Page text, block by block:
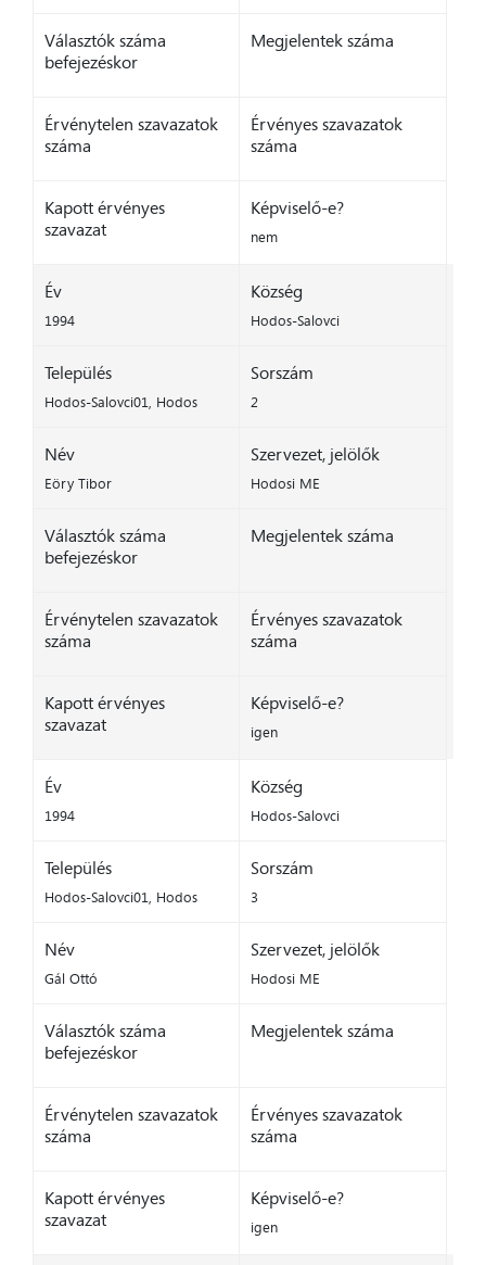
Választók száma
befejezéskor
Megjelentek száma
Érvénytelen szavazatok
száma
Érvényes szavazatok
száma
Kapott érvényes
szavazat
Képviselő-e?
nem
Év
1994
Község
Hodos-Salovci
Település
Hodos-Salovci01, Hodos
Sorszám
2
Név
Eöry Tibor
Szervezet, jelölők
Hodosi ME
Választók száma
befejezéskor
Megjelentek száma
Érvénytelen szavazatok
száma
Érvényes szavazatok
száma
Kapott érvényes
szavazat
Képviselő-e?
igen
Év
1994
Község
Hodos-Salovci
Település
Hodos-Salovci01, Hodos
Sorszám
3
Név
Gál Ottó
Szervezet, jelölők
Hodosi ME
Választók száma
befejezéskor
Megjelentek száma
Érvénytelen szavazatok
száma
Érvényes szavazatok
száma
Kapott érvényes
szavazat
Képviselő-e?
igen